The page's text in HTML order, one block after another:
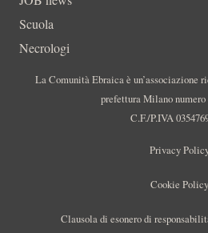
Scuola
Necrologi
La Comunità Ebraica è un’associazione
prefettura Milano numero
C.F./P.IVA
Privacy
Cookie Policy
Clausola di esonero di